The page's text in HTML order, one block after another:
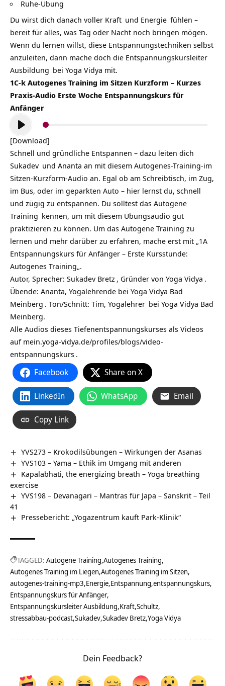
Ruhe-Übung
Du wirst dich danach voller Kraft und Energie fühlen –
bereit für alles, was Tag oder Nacht noch bringen mögen.
Wenn du lernen willst, diese Entspannungstechniken selbst
anzuleiten, dann mache doch die Entspannungskursleiter
Ausbildung bei Yoga Vidya mit.
1C-k Autogenes Training im Sitzen Kurzform – Kurzes
Praxis-Audio Erste Woche Entspannungskurs für
Anfänger
Audio-
Player
[Download]
Schnell und gründliche Entspannen – dazu leiten dich
Sukadev und Ananta an mit diesem Autogenes-Training-im
Sitzen-Kurzform-Audio an. Egal ob am Schreibtisch, im Zug,
im Bus, oder im geparkten Auto – hier lernst du, schnell
und zügig zu entspannen. Du solltest das Autogene
Training kennen, um mit diesem Übungsaudio gut
praktizieren zu können. Um das Autogene Training zu
lernen und mehr darüber zu erfahren, mache erst mit „1A
Entspannungskurs für Anfänger – Erste Kursstunde:
Autogenes Training„.
Autor, Sprecher: Sukadev Bretz , Gründer von Yoga Vidya .
Übende: Ananta, Yogalehrende bei Yoga Vidya Bad
Meinberg . Ton/Schnitt: Tim, Yogalehrer bei Yoga Vidya Bad
Meinberg.
Alle Audios dieses Tiefenentspannungskurses als Videos
auf mein.yoga-vidya.de/profiles/blogs/video-
entspannungskurs .
Facebook Share on X
LinkedIn WhatsApp Email
Copy Link
YVS273 – Krokodilsübungen – Wirkungen der Asanas
YVS103 – Yama – Ethik im Umgang mit anderen
Kapalabhati, the energizing breath – Yoga breathing
exercise
YVS198 – Devanagari – Mantras für Japa – Sanskrit – Teil
41
Pressebericht: „Yogazentrum kauft Park-Klinik“
TAGGED: Autogene Training Autogenes Training
Autogenes Training im Liegen Autogenes Training im Sitzen
autogenes-training-mp3 Energie Entspannung entspannungskurs
Entspannungskurs für Anfänger
Entspannungskursleiter Ausbildung Kraft Schultz
stressabbau-podcast Sukadev Sukadev Bretz Yoga Vidya
Dein Feedback?